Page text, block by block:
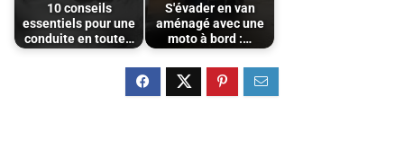
10 conseils
essentiels pour une
conduite en toute…
S'évader en van
aménagé avec une
moto à bord :…